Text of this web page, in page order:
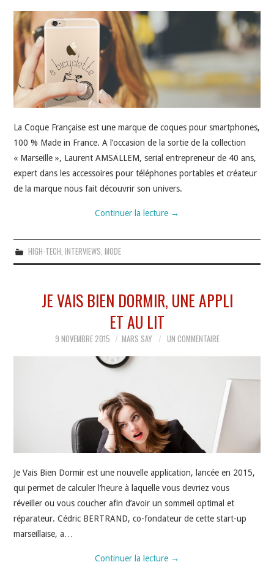
La Coque Française est une marque de coques pour smartphones,
100 % Made in France. A l’occasion de la sortie de la collection
« Marseille », Laurent AMSALLEM, serial entrepreneur de 40 ans,
expert dans les accessoires pour téléphones portables et créateur
de la marque nous fait découvrir son univers.
Continuer la lecture →
HIGH-TECH, INTERVIEWS, MODE
JE VAIS BIEN DORMIR, UNE APPLI
ET AU LIT
9 NOVEMBRE 2015 MARS SAY UN COMMENTAIRE
Je Vais Bien Dormir est une nouvelle application, lancée en 2015,
qui permet de calculer l’heure à laquelle vous devriez vous
réveiller ou vous coucher afin d’avoir un sommeil optimal et
réparateur. Cédric BERTRAND, co-fondateur de cette start-up
marseillaise, a…
Continuer la lecture →